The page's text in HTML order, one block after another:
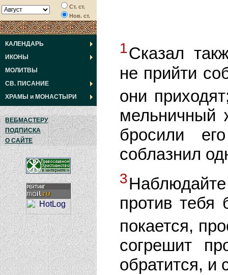
Ст. ст.
Нов. ст.
КАЛЕНДАРЬ
ИКОНЫ
МОЛИТВЫ
СВ. ПИСАНИЕ
ХРАМЫ и МОНАСТЫРИ
ВЕБМАСТЕРУ
ПОДПИСКА
О САЙТЕ
1Сказал
не прийти
они
мельничный
бросили
соблазнил
3
против тебя
покается,
согрешит
обратится, и